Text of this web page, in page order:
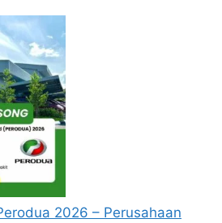
jawatan diatas hendaklah
Permohonan Online
melalui pautan yang telah
Untuk pemohon kali
perlu mendaftar
terlebih dahulu.
memuat naik resume
(kelayakan akademik,
kerja, gaji semasa dan gaji
2026 – Perusahaan